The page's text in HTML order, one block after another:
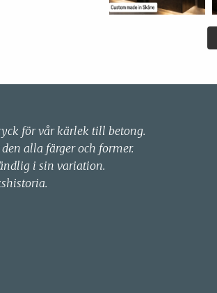
för vår kärlek till betong.
alla färger och former.
i sin variation.